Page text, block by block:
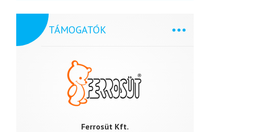
TÁMOGATÓK
Ferrosüt Kft.